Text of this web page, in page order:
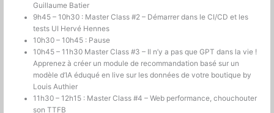
Guillaume Batier
9h45 – 10h30 : Master Class #2 – Démarrer dans le CI/CD et les
tests UI Hervé Hennes
10h30 – 10h45 : Pause
10h45 – 11h30 Master Class #3 – Il n’y a pas que GPT dans la vie !
Apprenez à créer un module de recommandation basé sur un
modèle d’IA éduqué en live sur les données de votre boutique by
Louis Authier
11h30 – 12h15 : Master Class #4 – Web performance, chouchouter
son TTFB